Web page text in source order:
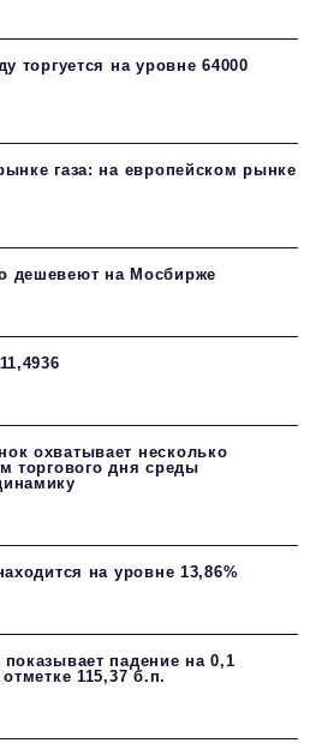
торгуется на уровне 64000
газа: на европейском рынке
дешевеют на Мосбирже
охватывает несколько
торгового дня среды
на уровне 13,86%
падение на 0,1
115,37 б.п.